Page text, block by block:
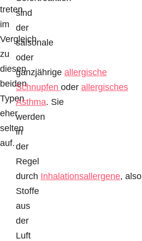
treten
im
Vergleich
zu
diesen
beiden
Typen
eher
selten
auf.
sind
der
saisonale
oder
ganzjährige allergische
Schnupfen oder allergisches
Asthma. Sie
werden
in
der
Regel
durch Inhalationsallergene, also
Stoffe
aus
der
Luft